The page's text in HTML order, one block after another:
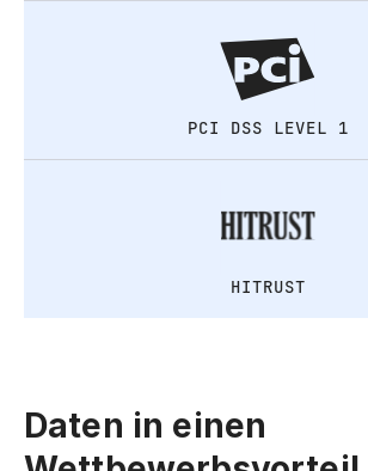
PCI DSS LEVEL 1
HITRUST
Daten in einen